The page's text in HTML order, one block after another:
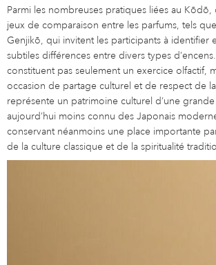
Parmi les nombreuses pratiques liées au
jeux de comparaison entre les parfums, tels
Genjikō, qui invitent les participants à identifier
subtiles différences entre divers types
constituent pas seulement un exercice olfactif,
occasion de partage culturel et de respect de
représente un patrimoine culturel d’une
aujourd’hui moins connu des Japonais
conservant néanmoins une place importante
de la culture classique et de la spiritualité